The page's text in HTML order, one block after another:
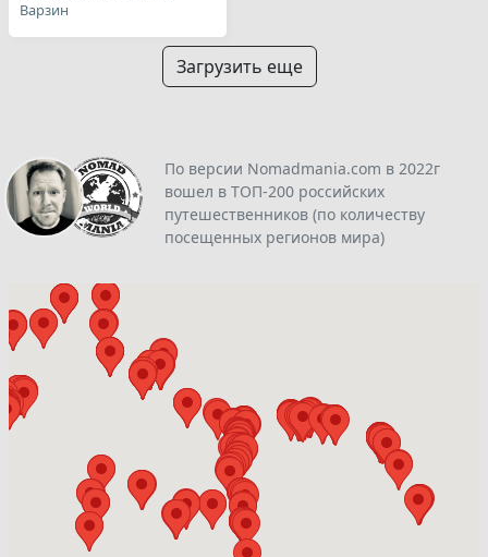
Варзин
Загрузить еще
По версии Nomadmania.com в 2022г
вошел в ТОП-200 российских
путешественников (по количеству
посещенных регионов мира)